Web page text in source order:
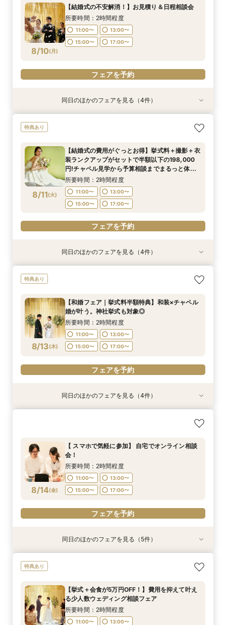
8/9(日)
15:00〜
17:00〜
フェアを予約
8/9(日)
11:00〜
13:00〜
15:00〜
17:00〜
フェアを予約
8/9(日)
15:00〜
17:00〜
フェアを予約
8/9(日)
BIGフェア
所要時間：2時間程度
11:00〜
13:00〜
15:00〜
17:00〜
8/9(日)
15:00〜
17:00〜
フェアを予約
8/10(月)
【結婚式の不安解消！】お見積り＆日程相談会
所要時間：2時間程度
11:00〜
13:00〜
15:00〜
17:00〜
フェアを予約
8/10
【挙式＋会食が5万円OFF！】費用を抑えて叶え
11:00〜
13:00〜
15:00〜
17:00〜
フェアを予約
8/10
【期間限定】50％OFF★チャペルフォトキャン
11:00〜
13:00〜
15:00〜
17:00〜
フェアを予約
8/10
【結婚式の費用がぐっとお得】挙式料＋撮影＋衣
BIGフェア
所要時間：2時間程度
11:00〜
13:00〜
15:00〜
17:00〜
フェアを予約
8/10
【和婚フェア｜挙式料半額特典】和装×チャペル
11:00〜
13:00〜
15:00〜
17:00〜
フェアを予約
同日のほかのフェアを見る（4件）
特典あり
8/11(火)
【結婚式の費用がぐっとお得】挙式料＋撮影＋衣
装ランクアップがセットで半額以下の198,000
円!チャペル見学から予算相談までまるっと体験
BIGフェア
所要時間：2時間程度
11:00〜
13:00〜
15:00〜
17:00〜
フェアを予約
8/11(火)
【挙式＋会食が5万円OFF！】費用を抑えて叶え
11:00〜
13:00〜
15:00〜
17:00〜
フェアを予約
8/11(火)
【期間限定】50％OFF★チャペルフォトキャン
11:00〜
13:00〜
15:00〜
17:00〜
フェアを予約
8/11(火)
11:00〜
13:00〜
15:00〜
17:00〜
フェアを予約
8/11(火)
【和婚フェア｜挙式料半額特典】和装×チャペル
11:00〜
13:00〜
15:00〜
17:00〜
フェアを予約
同日のほかのフェアを見る（4件）
特典あり
8/13(木)
【和婚フェア｜挙式料半額特典】和装×チャペル
婚が叶う。神社挙式も対象◎
所要時間：2時間程度
11:00〜
13:00〜
15:00〜
17:00〜
フェアを予約
8/13(木)
【挙式＋会食が5万円OFF！】費用を抑えて叶え
15:00〜
17:00〜
フェアを予約
8/13(木)
【期間限定】50％OFF★チャペルフォトキャン
15:00〜
17:00〜
フェアを予約
8/13(木)
11:00〜
13:00〜
フェアを予約
8/13(木)
【結婚式の費用がぐっとお得】挙式料＋撮影＋衣
BIGフェア
所要時間：2時間程度
15:00〜
17:00〜
フェアを予約
同日のほかのフェアを見る（4件）
8/14(金)
【 スマホで気軽に参加】 自宅でオンライン相談
会！
所要時間：2時間程度
11:00〜
13:00〜
15:00〜
17:00〜
フェアを予約
8/14( 金)
【挙式＋会食が5万円OFF！】費用を抑えて叶え
11:00〜
13:00〜
15:00〜
17:00〜
8/14( 金)
【期間限定】50％OFF★チャペルフォトキャン
11:00〜
13:00〜
15:00〜
17:00〜
8/14( 金)
11:00〜
13:00〜
15:00〜
17:00〜
8/14( 金)
【結婚式の費用がぐっとお得】挙式料＋撮影＋衣
BIGフェア
所要時間：2時間程度
15:00〜
17:00〜
8/14( 金)
【和婚フェア｜挙式料半額特典】和装×チャペル
11:00〜
13:00〜
15:00〜
17:00〜
同日のほかのフェアを見る（5件）
特典あり
【挙式＋会食が5万円OFF！】費用を抑えて叶え
る少人数ウェディング相談フェア
所要時間：2時間程度
11:00〜
13:00〜